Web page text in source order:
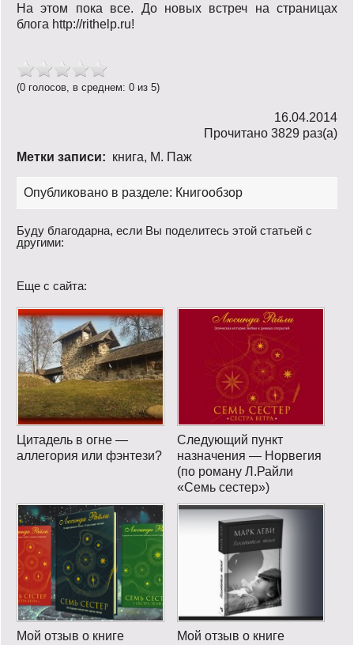
На этом пока все. До новых встреч на страницах
блога http://rithelp.ru!
(0 голосов, в среднем: 0 из 5)
16.04.2014
Прочитано 3829 раз(a)
Метки записи: книга, М. Паж
Опубликовано в разделе: Книгообзор
Буду благодарна, если Вы поделитесь этой статьей с
другими:
Еще с сайта:
Цитадель в огне —
аллегория или фэнтези?
Следующий пункт
назначения — Норвегия
(по роману Л.Райли
«Семь сестер»)
Мой отзыв о книге
Мой отзыв о книге